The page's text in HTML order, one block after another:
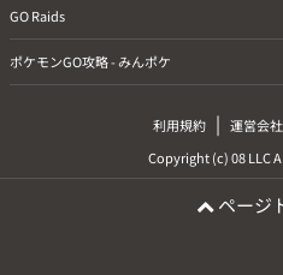
GO Raids
ポケモンGO攻略 - みんポケ
利用規約 | 運営会社
Copyright (c) 08 LLC
ページ